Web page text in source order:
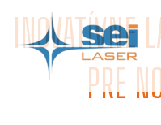
content
INOVATÍVNE
PRE